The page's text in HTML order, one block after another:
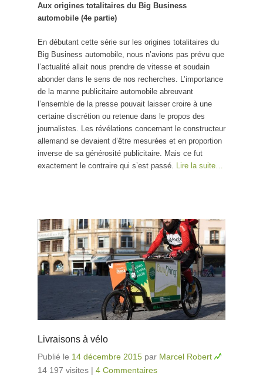
marche comme
Aux origines totalitaires du Big Business
automobile (4e partie)
En débutant cette série sur les origines totalitaires du
Big Business automobile, nous n’avions pas prévu que
l’actualité allait nous prendre de vitesse et soudain
abonder dans le sens de nos recherches. L’importance
de la manne publicitaire automobile abreuvant
l’ensemble de la presse pouvait laisser croire à une
certaine discrétion ou retenue dans le propos des
journalistes. Les révélations concernant le constructeur
allemand se devaient d’être mesurées et en proportion
inverse de sa générosité publicitaire. Mais ce fut
exactement le contraire qui s’est passé. Lire la suite…
Livraisons à vélo
Publié le 14 décembre 2015 par Marcel Robert
14 197 visites | 4 Commentaires